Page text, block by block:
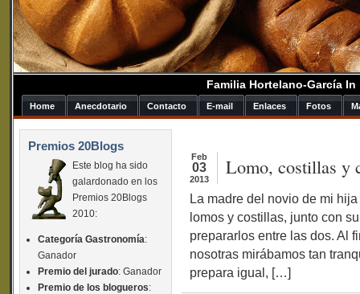
Familia Hortelano-García
Home Anecdotario Contacto E-mail Enlaces Fotos
Premios 20Blogs
Este blog ha sido
galardonado en los
Premios 20Blogs
2010:
Categoría Gastronomía:
Ganador
Premio del jurado: Ganador
Premio de los blogueros:
Feb
03
2013
Lomo, costillas y
La madre del novio de mi
lomos y costillas, junto con
prepararlos entre las dos. Al
nosotras mirábamos tan
prepara igual, […]